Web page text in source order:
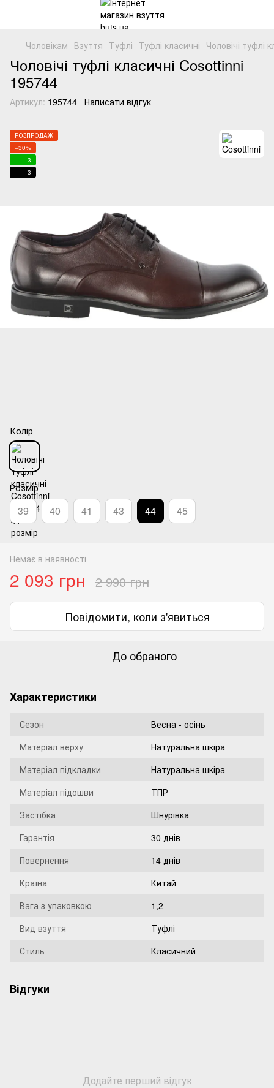
Чоловікам Взуття Туфлі Tуфлі класичні Чоловічі туфлі
Чоловічі туфлі класичні Cosottinni
195744
Артикул: 195744 Написати відгук
РОЗПРОДАЖ
−30%
3
3
Колір
Розмір
39 40 41 43 44 45
Немає в наявності
2 093 грн 2 990 грн
Повідомити, коли з'явиться
До обраного
Характеристики
Сезон
Весна - осінь
Матеріал верху
Натуральна шкіра
Матеріал підкладки
Натуральна шкіра
Матеріал підошви
ТПР
Застібка
Шнурівка
Гарантія
30 днів
Повернення
14 днів
Країна
Китай
Вага з упаковкою
1,2
Вид взуття
Туфлі
Стиль
Класичний
Відгуки
Додайте перший відгук